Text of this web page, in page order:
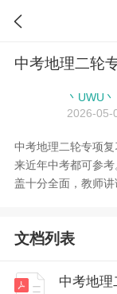

丶UWU丶
2026-05-
中考地理二轮专项
来近年中考都可参
盖十分全面，教师讲
文档列表